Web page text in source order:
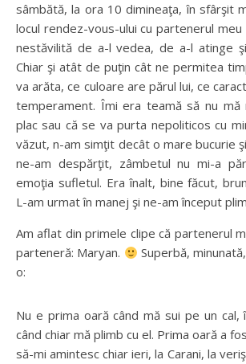
sâmbătă, la ora 10 dimineaţa, în sfârşit
locul rendez-vous-ului cu partenerul
nestăvilită de a-l vedea, de a-l atinge
Chiar şi atât de puţin cât ne permitea
va arăta, ce culoare are părul lui, ce
temperament. Îmi era teamă să nu mă
plac sau că se va purta nepoliticos cu
văzut, n-am simţit decât o mare bucurie
ne-am despărţit, zâmbetul nu mi-a
emoţia sufletul. Era înalt, bine făcut,
L-am urmat în manej şi ne-am început
Am aflat din primele clipe că partenerul
parteneră: Maryan.
Superbă,
o:
Nu e prima oară când mă sui pe un cal,
când chiar mă plimb cu el. Prima oară a
să-mi amintesc chiar ieri, la Carani, la